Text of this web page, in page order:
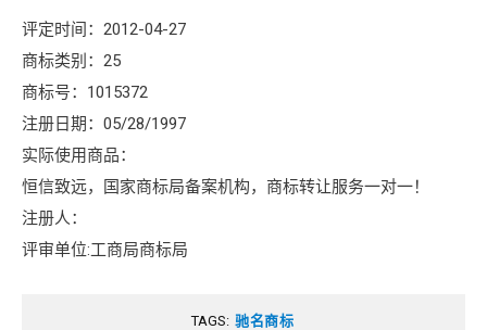
评定时间：2012-04-27
商标类别：25
商标号：1015372
注册日期：05/28/1997
实际使用商品：
恒信致远，国家商标局备案机构，商标转让服务一对一！
注册人：
评审单位:工商局商标局
TAGS: 驰名商标